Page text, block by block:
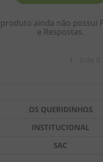
produto ainda não possui
e Respostas.
OS QUERIDINHOS
TABLETES DE
BALAS DE GELATINA
INSTITUCIONAL
QUEM SOMOS
SAC
FALE CONOSCO